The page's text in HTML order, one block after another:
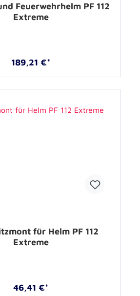
Feuerwehrhelm PF 112
Extreme
189,21 €*
für Helm PF 112
Extreme
46,41 €*